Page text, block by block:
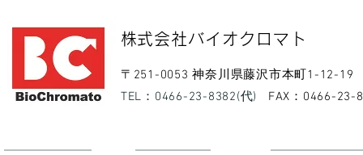
​株式会社バイオクロマト​
​〒251-0053 神奈川県藤沢市本町1-12-19
​TEL：0466-23-8382(代)
​FAX：0466-23-